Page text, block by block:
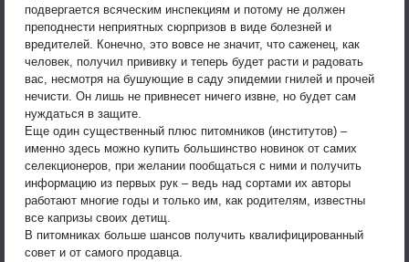
подвергается всяческим инспекциям и потому не должен
преподнести неприятных сюрпризов в виде болезней и
вредителей. Конечно, это вовсе не значит, что саженец, как
человек, получил прививку и теперь будет расти и радовать
вас, несмотря на бушующие в саду эпидемии гнилей и прочей
нечисти. Он лишь не привнесет ничего извне, но будет сам
нуждаться в защите.
Еще один существенный плюс питомников (институтов) –
именно здесь можно купить большинство новинок от самих
селекционеров, при желании пообщаться с ними и получить
информацию из первых рук – ведь над сортами их авторы
работают многие годы и только им, как родителям, известны
все капризы своих детищ.
В питомниках больше шансов получить квалифицированный
совет и от самого продавца.